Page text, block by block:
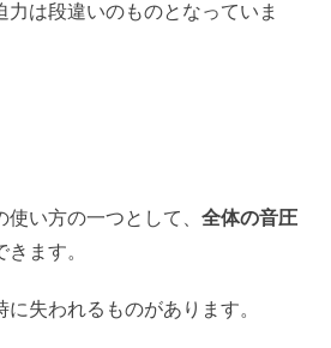
力は段違いのものとなっていま
い方の一つとして、 全体の音圧
きます。
失われるものがあります。